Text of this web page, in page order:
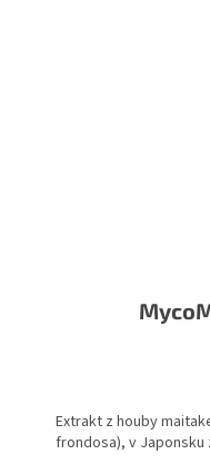
Extrakt z houby
frondosa), v Japonsku